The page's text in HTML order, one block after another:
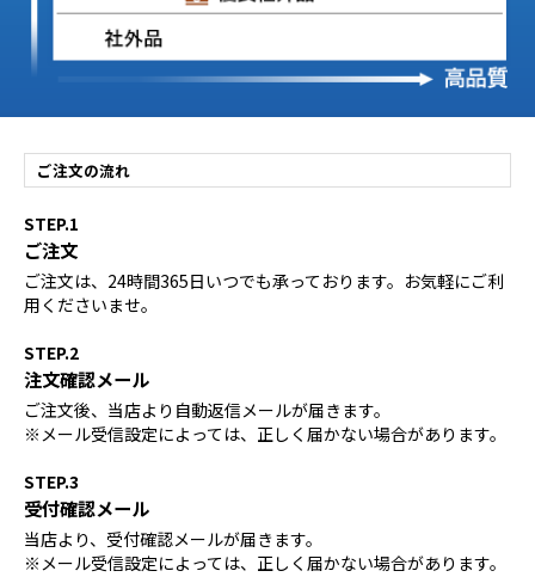
ご注文の流れ
STEP.1
ご注文
ご注文は、24時間365日いつでも承っております。お気軽にご利
用くださいませ。
STEP.2
注文確認メール
ご注文後、当店より自動返信メールが届きます。
※メール受信設定によっては、正しく届かない場合があります。
STEP.3
受付確認メール
当店より、受付確認メールが届きます。
※メール受信設定によっては、正しく届かない場合があります。